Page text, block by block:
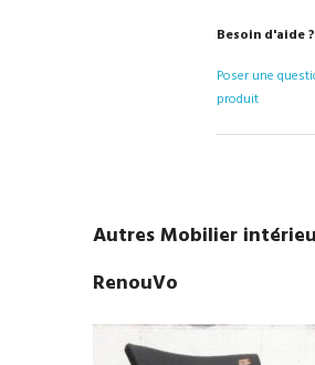
Besoin d'aide ?
Poser une
produit
Autres Mobilier
RenouVo